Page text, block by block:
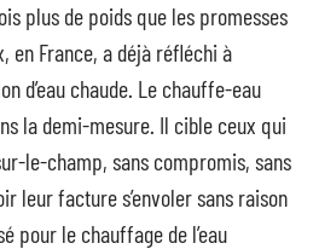
plus de poids que les promesses
en France, a déjà réfléchi à
d’eau chaude. Le chauffe-eau
la demi-mesure. Il cible ceux qui
le-champ, sans compromis, sans
leur facture s’envoler sans raison
pour le chauffage de l’eau